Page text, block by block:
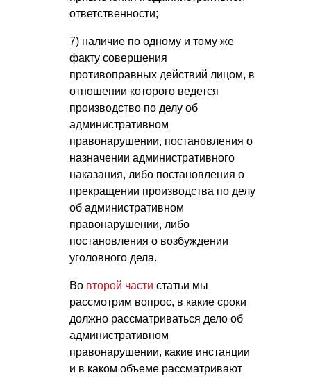
ответственности;
7) наличие по одному и тому же
факту совершения
противоправных действий лицом, в
отношении которого ведется
производство по делу об
административном
правонарушении, постановления о
назначении административного
наказания, либо постановления о
прекращении производства по делу
об административном
правонарушении, либо
постановления о возбуждении
уголовного дела.
Во второй части статьи мы
рассмотрим вопрос, в какие сроки
должно рассматриваться дело об
административном
правонарушении, какие инстанции
и в каком объеме рассматривают